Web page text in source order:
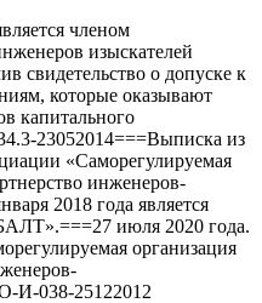
членом
изыскателей
свидетельство о допуске к
которые оказывают
капитального
23052014===Выписка из
«Саморегулируемая
инженеров-
2018 года является
июля 2020 года.
организация
И-038-25122012